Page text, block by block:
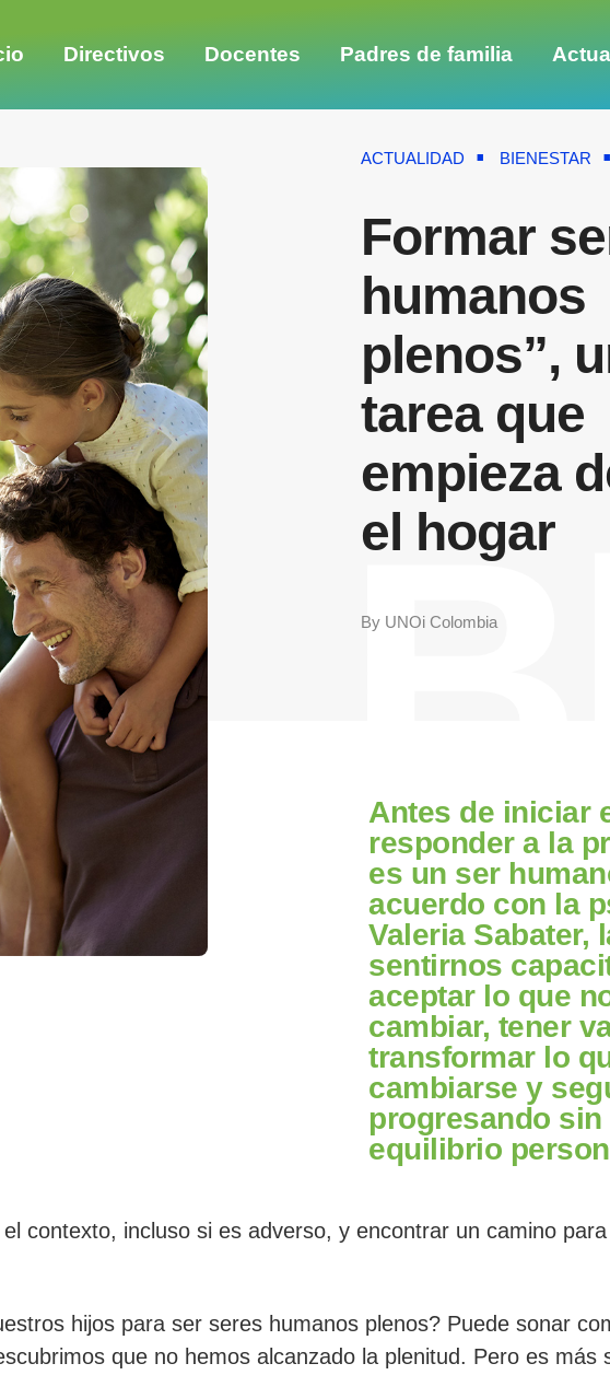
Directivos Docentes Padres de familia
ACTUALIDAD BIENESTAR
Formar
humanos
plenos”,
tarea que
empieza
el hogar
By UNOi Colombia
Antes de iniciar
responder a la
es un ser
acuerdo con la
Valeria Sabater,
sentirnos
aceptar lo que
cambiar, tener
transformar lo
cambiarse y
progresando sin
equilibrio
contexto, incluso si es adverso, y encontrar un camino
hijos para ser seres humanos plenos? Puede sonar
que no hemos alcanzado la plenitud. Pero es más